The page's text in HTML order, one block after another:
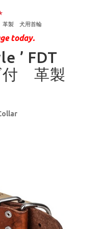
革製 犬用首輪
today.
’ FDT
付 革製